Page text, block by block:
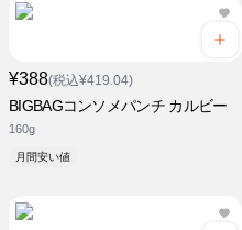
¥388(税込¥419.04)
BIGBAGコンソメパンチ カルビー
160g
月間安い値